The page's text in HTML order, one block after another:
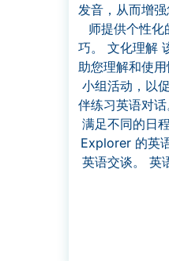
发音，从而增
师提供个性
巧。 文化理解
助您理解和使
小组活动，以
伴练习英语对
满足不同的日
Explorer 的英
英语交谈。 英